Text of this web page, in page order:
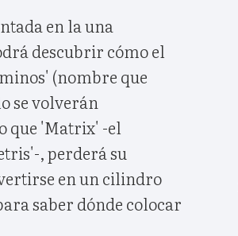
en la una
descubrir cómo el
(nombre que
se volverán
que 'Matrix' -el
, perderá su
en un cilindro
saber dónde colocar